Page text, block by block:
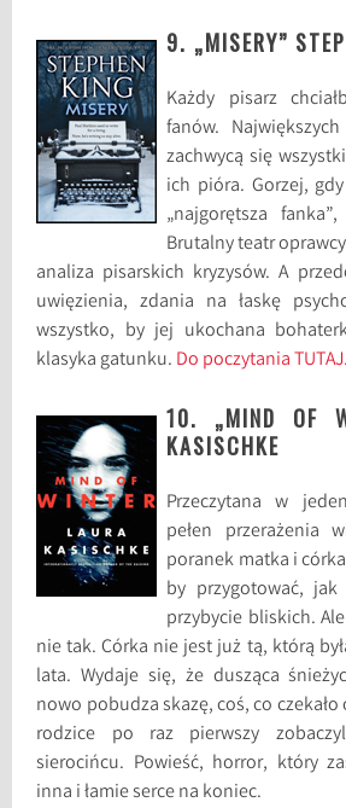
9. „MISERY”
Każdy pisarz
fanów.
zachwycą się
ich pióra. Gorzej,
„najgorętsza
Brutalny teatr
analiza pisarskich kryzysów. A
uwięzienia, zdania na łaskę
wszystko, by jej ukochana
klasyka gatunku. Do poczytania TUTAJ.
10. „MIND OF
KASISCHKE
Przeczytana w
pełen przerażenia
poranek matka i
by przygotować,
przybycie bliskich.
nie tak. Córka nie jest już tą, którą
lata. Wydaje się, że dusząca
nowo pobudza skazę, coś, co
rodzice po raz pierwszy
sierocińcu. Powieść, horror, który
inna i łamie serce na koniec.